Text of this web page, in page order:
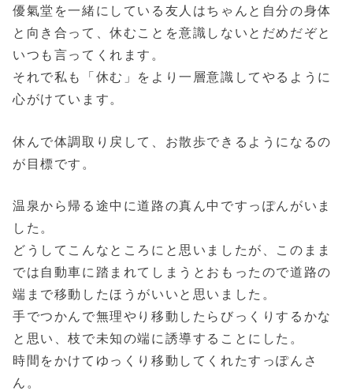
優氣堂を一緒にしている友人はちゃんと自分の身体
と向き合って、休むことを意識しないとだめだぞと
いつも言ってくれます。
それで私も「休む」をより一層意識してやるように
心がけています。
休んで体調取り戻して、お散歩できるようになるの
が目標です。
温泉から帰る途中に道路の真ん中ですっぽんがいま
した。
どうしてこんなところにと思いましたが、このまま
では自動車に踏まれてしまうとおもったので道路の
端まで移動したほうがいいと思いました。
手でつかんで無理やり移動したらびっくりするかな
と思い、枝で未知の端に誘導することにした。
時間をかけてゆっくり移動してくれたすっぽんさ
ん。